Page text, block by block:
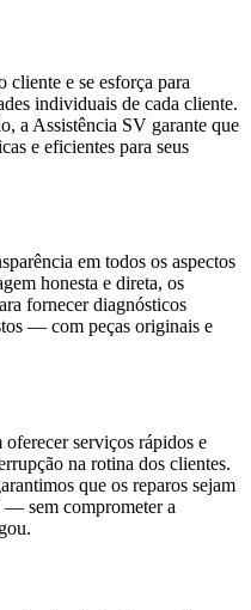
cliente e se esforça para
individuais de cada cliente.
a Assistência SV garante que
e eficientes para seus
em todos os aspectos
honesta e direta, os
fornecer diagnósticos
— com peças originais e
serviços rápidos e
na rotina dos clientes.
que os reparos sejam
— sem comprometer a